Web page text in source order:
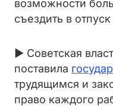
возможности
съездить в
► Советская
поставила
трудящимся и
право каждого